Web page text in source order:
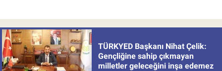
TÜRKYED Başkanı Nihat Çelik:
Gençliğine sahip çıkmayan
milletler geleceğini inşa edemez